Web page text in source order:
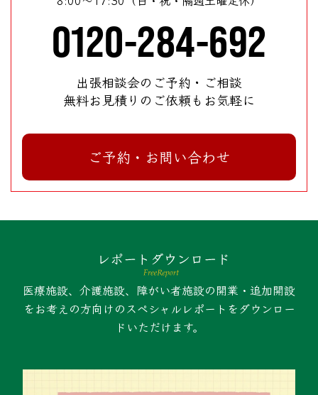
0120-284-692
出張相談会のご予約・ご相談
無料お見積りのご依頼もお気軽に
ご予約・お問い合わせ
医療施設、介護施設、障がい者施設の開業・追加開設
をお考えの方向けのスペシャルレポートをダウンロー
ドいただけます。